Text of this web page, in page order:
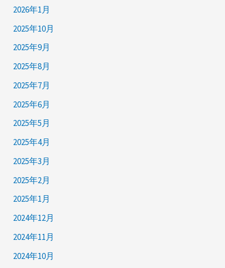
2026年1月
2025年10月
2025年9月
2025年8月
2025年7月
2025年6月
2025年5月
2025年4月
2025年3月
2025年2月
2025年1月
2024年12月
2024年11月
2024年10月